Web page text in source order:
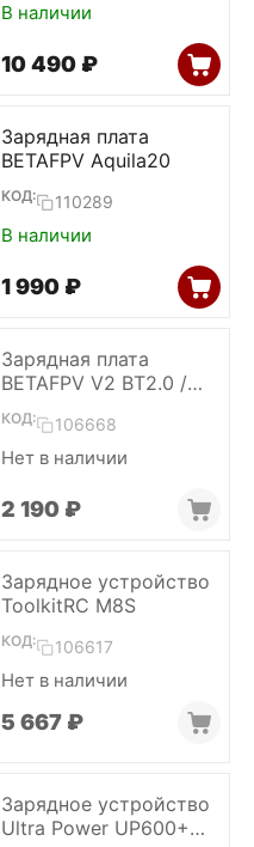
В наличии
10 490 ₽
Зарядная плата
BETAFPV Aquila20
КОД: 110289
В наличии
1 990 ₽
Зарядная плата
BETAFPV V2 BT2.0 /
PH2.0
КОД: 106668
Нет в наличии
2 190 ₽
Зарядное устройство
ToolkitRC M8S
КОД: 106617
Нет в наличии
5 667 ₽
Зарядное устройство
Ultra Power UP600+